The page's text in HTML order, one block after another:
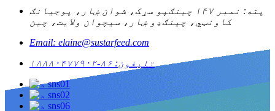
پته: نمبر ۱۴۷ چینګپو سړک، شوان ښار، پوجیانګ
کاونټي، چینګډو ښار، سیچوان ولایت، چین
Email: elaine@sustarfeed.com
تلیفون: ۸۶-۱۸۸۸۰۴۷۷۹۰۲